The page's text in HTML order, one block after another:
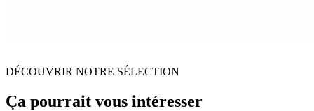
DÉCOUVRIR NOTRE SÉLECTION
Ça pourrait vous intéresser